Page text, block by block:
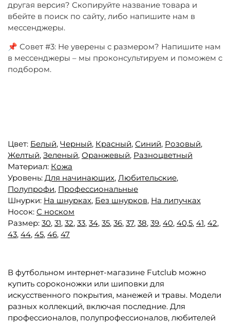
другая версия? Скопируйте название товара и
вбейте в поиск по сайту, либо напишите нам в
мессенджеры.
📌 Совет #3: Не уверены с размером? Напишите нам
в мессенджеры – мы проконсультируем и поможем с
подбором.
Цвет: Белый, Черный, Красный, Синий, Розовый,
Желтый, Зеленый, Оранжевый, Разноцветный
Материал: Кожа
Уровень: Для начинающих, Любительские,
Полупрофи, Профессиональные
Шнурки: На шнурках, Без шнурков, На липучках
Носок: С носком
Размер: 30, 31, 32, 33, 34, 35, 36, 37, 38, 39, 40, 40,5, 41, 42,
43, 44, 45, 46, 47
В футбольном интернет-магазине Futclub можно
купить сороконожки или шиповки для
искусственного покрытия, манежей и травы. Модели
разных коллекций, включая последние. Для
профессионалов, полупрофессионалов, любителей